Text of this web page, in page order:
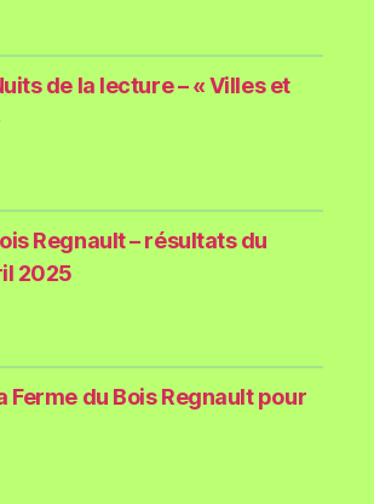
de la lecture – « Villes et
Regnault – résultats du
2025
Ferme du Bois Regnault pour